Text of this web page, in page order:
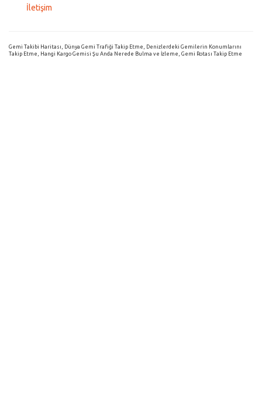
İletişim
Gemi Takibi Haritası, Dünya Gemi Trafiği Takip Etme, Denizlerdeki Gemilerin Konumlarını
Takip Etme, Hangi Kargo Gemisi Şu Anda Nerede Bulma ve İzleme, Gemi Rotası Takip Etme